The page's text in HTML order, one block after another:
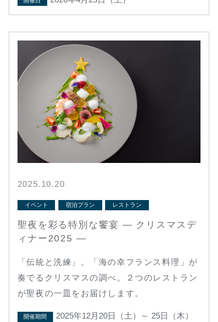
2025.10.20
イベント 宿泊プラン レストラン
聖夜を彩る特別な饗宴 ― クリスマスデ
ィナー2025 ―
「伝統と洗練」。「海の幸フランス料理」が
奏でるクリスマスの調べ。２つのレストラン
が聖夜の一皿をお届けします。
開催期間 2025年12月20日（土）～ 25日（木）